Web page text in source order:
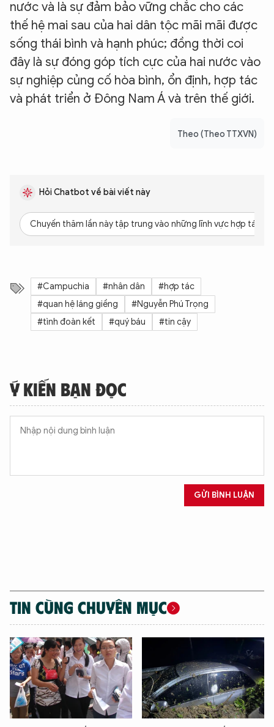
nước và là sự đảm bảo vững chắc cho các
thế hệ mai sau của hai dân tộc mãi mãi được
sống thái bình và hạnh phúc; đồng thời coi
đây là sự đóng góp tích cực của hai nước vào
sự nghiệp củng cố hòa bình, ổn định, hợp tác
và phát triển ở Đông Nam Á và trên thế giới.
Theo (Theo TTXVN)
Hỏi Chatbot về bài viết này
Chuyến thăm lần này tập trung vào những lĩnh vực hợp tác
#Campuchia #nhân dân
#hợp tác
#quan hệ láng giềng
#Nguyễn Phú Trọng
#tình đoàn kết
#quý báu #tin cậy
Ý KIẾN BẠN ĐỌC
GỬI BÌNH LUẬN
TIN CÙNG CHUYÊN MỤC
XIN CHÀO,